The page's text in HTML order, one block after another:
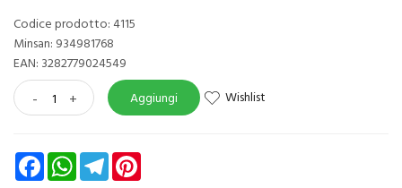
Codice prodotto: 4115
Minsan: 934981768
EAN: 3282779024549
- + Aggiungi Wishlist
FacebookWhatsAppTelegram